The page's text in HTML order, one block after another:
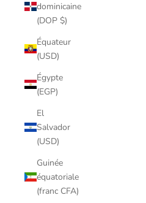
dominicaine
(DOP $)
Équateur
(USD)
Égypte
(EGP)
El
Salvador
(USD)
Guinée
équatoriale
(franc CFA)